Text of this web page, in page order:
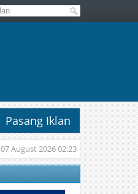
Pasang Iklan
07 August 2026 02:23